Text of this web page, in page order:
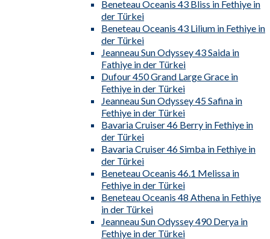
Beneteau Oceanis 43 Bliss in Fethiye in
der Türkei
Beneteau Oceanis 43 Lilium in Fethiye in
der Türkei
Jeanneau Sun Odyssey 43 Saida in
Fathiye in der Türkei
Dufour 450 Grand Large Grace in
Fethiye in der Türkei
Jeanneau Sun Odyssey 45 Safina in
Fethiye in der Türkei
Bavaria Cruiser 46 Berry in Fethiye in
der Türkei
Bavaria Cruiser 46 Simba in Fethiye in
der Türkei
Beneteau Oceanis 46.1 Melissa in
Fethiye in der Türkei
Beneteau Oceanis 48 Athena in Fethiye
in der Türkei
Jeanneau Sun Odyssey 490 Derya in
Fethiye in der Türkei